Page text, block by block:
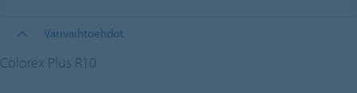
Värivaihtoehdot
Colorex Plus R10